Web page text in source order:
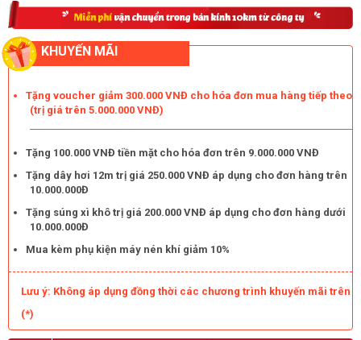
KHUYẾN MÃI
Tặng voucher giảm 300.000 VNĐ cho hóa đơn mua hàng tiếp theo
(trị giá trên 5.000.000 VNĐ)
Tặng 100.000 VNĐ tiền mặt cho hóa đơn trên 9.000.000 VNĐ
Tặng dây hơi 12m trị giá 250.000 VNĐ áp dụng cho đơn hàng trên
10.000.000Đ
Tặng súng xì khô trị giá 200.000 VNĐ áp dụng cho đơn hàng dưới
10.000.000Đ
Mua kèm phụ kiện máy nén khí giảm 10%
Lưu ý: Không áp dụng đồng thời các chương trình khuyến mãi trên
(*)